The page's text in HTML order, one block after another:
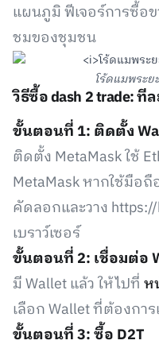
แผนภูมิ ฟีเจอร์การซื้อ
ชมของชุมชน
โร้ดแมพระย
วิธีซื้อ dash 2 trade: ที
ขั้นตอนที่ 1: ติดตั้ง
ติดตั้ง MetaMask ใช้
MetaMask หากใช้มือถื
คัดลอกและวาง
เบราว์เซอร์
ขั้นตอนที่ 2: เชื่อมต่อ
มี Wallet แล้ว ให้ไปที่ ห
เลือก Wallet ที่ต้องกา
ขั้นตอนที่ 3: ซื้อ D2T